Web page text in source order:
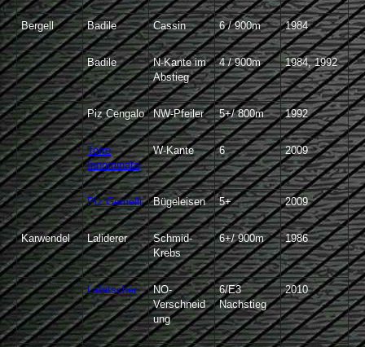
Bergell Badile Cassin 6 / 900m 1984
Badile
N-Kante im
Abstieg
4 / 900m 1984, 1992
Piz Cengalo NW-Pfeiler 5+/ 800m 1992
Torre
Innominata
W-Kante 6 2009
Piz Gemelli Bügeleisen 5+ 2009
Karwendel Laliderer
Schmid-
Krebs
6+/ 900m 1986
Lafatscher
NO-
Verschneid
ung
6/E3
Nachstieg
2010